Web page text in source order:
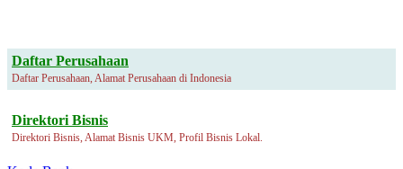
Daftar Perusahaan
Daftar Perusahaan, Alamat Perusahaan di Indonesia
Direktori Bisnis
Direktori Bisnis, Alamat Bisnis UKM, Profil Bisnis Lokal.